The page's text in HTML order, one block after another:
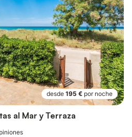
desde 195 € por noche
al Mar y Terraza